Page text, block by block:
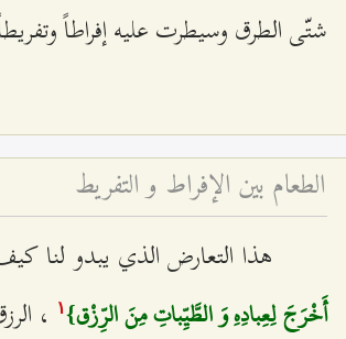
شتّى الطرق وسيطرت عليه إفراطاً
الطعام بين الإفراط و التفريط
هذا التعارض الذي يبدو لنا
أَخْرَجَ لِعِبادِهِ وَ الطَّيِّباتِ مِنَ الرِّزْق} ۱
،